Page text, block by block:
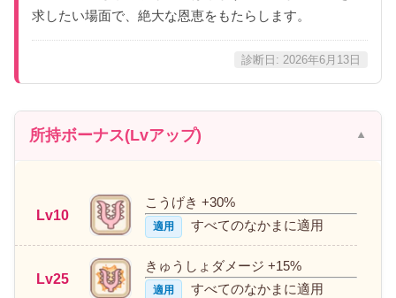
求したい場面で、絶大な恩恵をもたらします。
診断日: 2026年6月13日
所持ボーナス(Lvアップ)
Lv10
こうげき +30%
適用 すべてのなかまに適用
Lv25
きゅうしょダメージ +15%
適用 すべてのなかまに適用